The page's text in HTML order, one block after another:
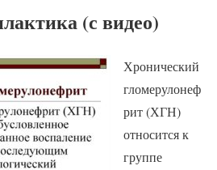
(с видео)
Хронический
гломерулонеф
рит (ХГН)
относится к
группе